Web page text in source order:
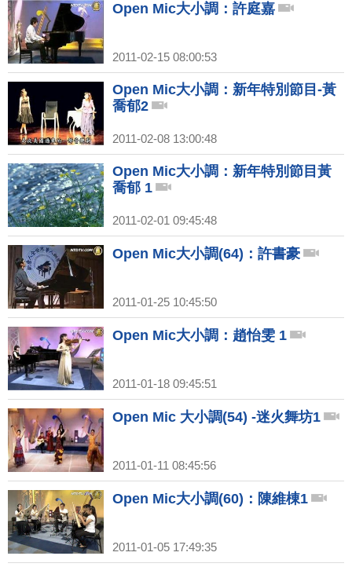
Open Mic大小調：許庭嘉
2011-02-15 08:00:53
Open Mic大小調：新年特別節目-黃
喬郁2
2011-02-08 13:00:48
Open Mic大小調：新年特別節目黃
喬郁 1
2011-02-01 09:45:48
Open Mic大小調(64)：許書豪
2011-01-25 10:45:50
Open Mic大小調：趙怡雯 1
2011-01-18 09:45:51
Open Mic 大小調(54) -迷火舞坊1
2011-01-11 08:45:56
Open Mic大小調(60)：陳維棟1
2011-01-05 17:49:35